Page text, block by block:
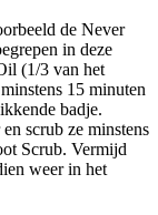
de Never
in deze
(1/3 van het
15 minuten
badje.
scrub ze minstens
Scrub. Vermijd
weer in het